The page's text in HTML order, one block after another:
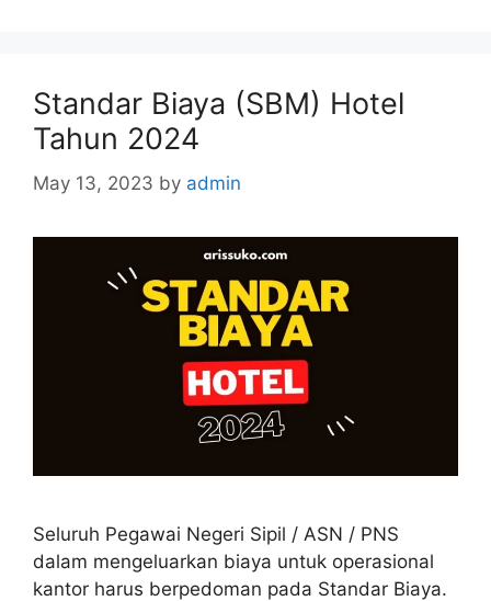
Standar Biaya (SBM) Hotel
Tahun 2024
May 13, 2023 by admin
Seluruh Pegawai Negeri Sipil / ASN / PNS
dalam mengeluarkan biaya untuk operasional
kantor harus berpedoman pada Standar Biaya.